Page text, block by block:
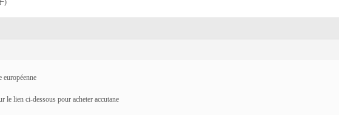
)
européenne
le lien ci-dessous pour acheter accutane